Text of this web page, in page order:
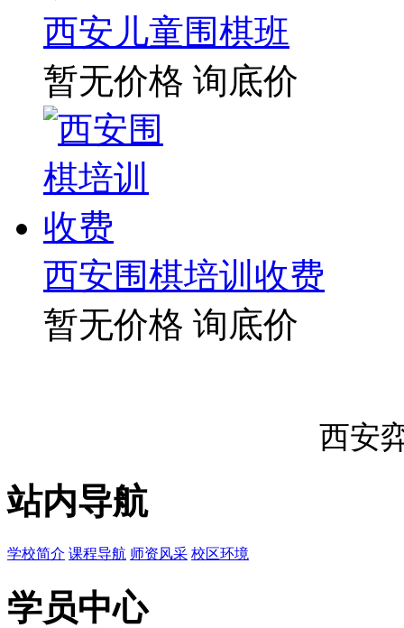
西安儿童围棋班
暂无价格 询底价
西安围棋培训收费
暂无价格 询底价
西安
站内导航
学校简介 课程导航 师资风采 校区环境
学员中心